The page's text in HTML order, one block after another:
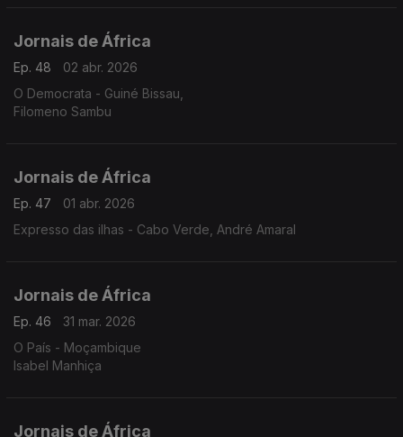
Jornais de África
Ep. 48
02 abr. 2026
O Democrata - Guiné Bissau,
Filomeno Sambu
Jornais de África
Ep. 47
01 abr. 2026
Expresso das ilhas - Cabo Verde, André Amaral
Jornais de África
Ep. 46
31 mar. 2026
O País - Moçambique
Isabel Manhiça
Jornais de África